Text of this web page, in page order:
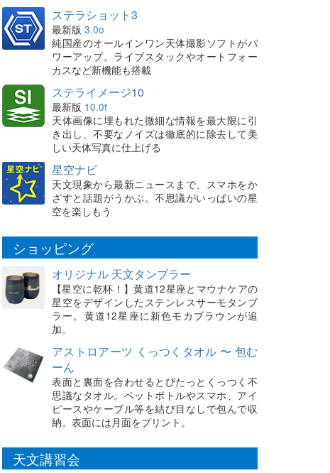
ステラショット3
最新版 3.0o
純国産のオールインワン天体撮影ソフトがパ
ワーアップ。ライブスタックやオートフォー
カスなど新機能も搭載
ステライメージ10
最新版 10.0f
天体画像に埋もれた微細な情報を最大限に引
き出し、不要なノイズは徹底的に除去して美
しい天体写真に仕上げる
星空ナビ
天文現象から最新ニュースまで、スマホをか
ざすと話題がうかぶ。不思議がいっぱいの星
空を楽しもう
ショッピング
オリジナル 天文タンブラー
【星空に乾杯！】黄道12星座とマウナケアの
星空をデザインしたステンレスサーモタンブ
ラー。黄道12星座に新色モカブラウンが追
加。
アストロアーツ くっつくタオル 〜 包む
ーん
表面と裏面を合わせるとぴたっとくっつく不
思議なタオル。ペットボトルやスマホ、アイ
ピースやケーブル等を結び目なしで包んで収
納。表面には月面をプリント。
天文講習会